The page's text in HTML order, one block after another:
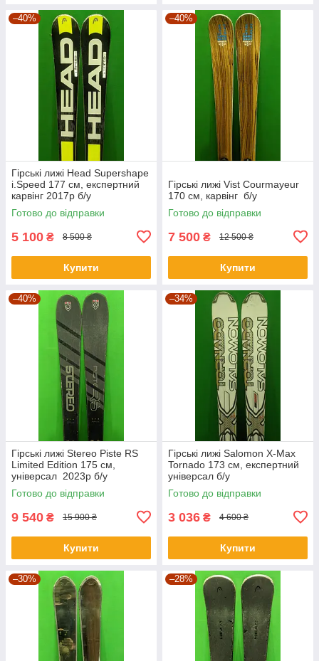
–40%
Гірські лижі Head Supershape
i.Speed 177 см, експертний
карвінг 2017р б/у
Готово до відправки
5 100 ₴ 8 500 ₴
Купити
–40%
Гірські лижі Vist Courmayeur
170 см, карвінг б/у
Готово до відправки
7 500 ₴ 12 500 ₴
Купити
–40%
Гірські лижі Stereo Piste RS
Limited Edition 175 см,
універсал 2023р б/у
Готово до відправки
9 540 ₴ 15 900 ₴
Купити
–34%
Гірські лижі Salomon X-Max
Tornado 173 см, експертний
універсал б/у
Готово до відправки
3 036 ₴ 4 600 ₴
Купити
–30% –28%